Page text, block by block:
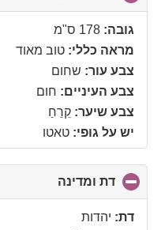
to
גובה: 178 ס"מ
מראה כללי: טוב מאוד
צבע עור: שחום
צבע העיניים: חום
צבע שיער: קֵרֵחַ
יש על גופי: טאטו
דת ומדינה
to
דת: יהדות